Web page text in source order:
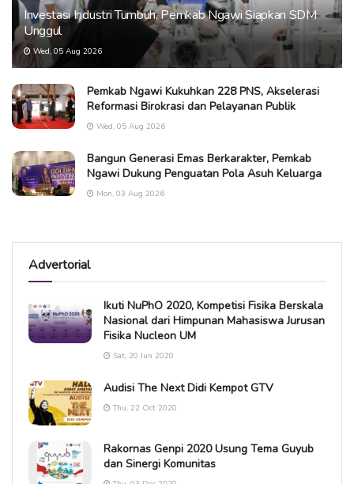
Investasi Industri Tumbuh, Pemkab Ngawi Siapkan SDM
Unggul
Wed, 05 Aug 2026
Pemkab Ngawi Kukuhkan 228 PNS, Akselerasi
Reformasi Birokrasi dan Pelayanan Publik
Wed, 05 Aug 2026
Bangun Generasi Emas Berkarakter, Pemkab
Ngawi Dukung Penguatan Pola Asuh Keluarga
Mon, 03 Aug 2026
Advertorial
Ikuti NuPhO 2020, Kompetisi Fisika Berskala
Nasional dari Himpunan Mahasiswa Jurusan
Fisika Nucleon UM
Sat, 20 Jun 2020
Audisi The Next Didi Kempot GTV
Thu, 22 Oct 2020
Rakornas Genpi 2020 Usung Tema Guyub
dan Sinergi Komunitas